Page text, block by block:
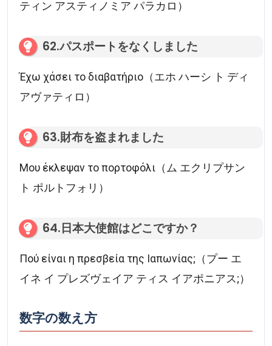
ティン アスティノミア パラカロ）
62.パスポートをなくしました
Έχω χάσει το διαβατήριο（エホ ハーシ ト ディ
アヴァティロ）
63.財布を盗まれました
Μου έκλεψαν το πορτοφόλι（ム エクリプサン
ト ポルトフォリ）
64.日本大使館はどこですか？
Πού είναι η πρεσβεία της Ιαπωνίας;（プー エ
イネ イ プレズヴェイア ティス イアポニアス;）
数字の数え方